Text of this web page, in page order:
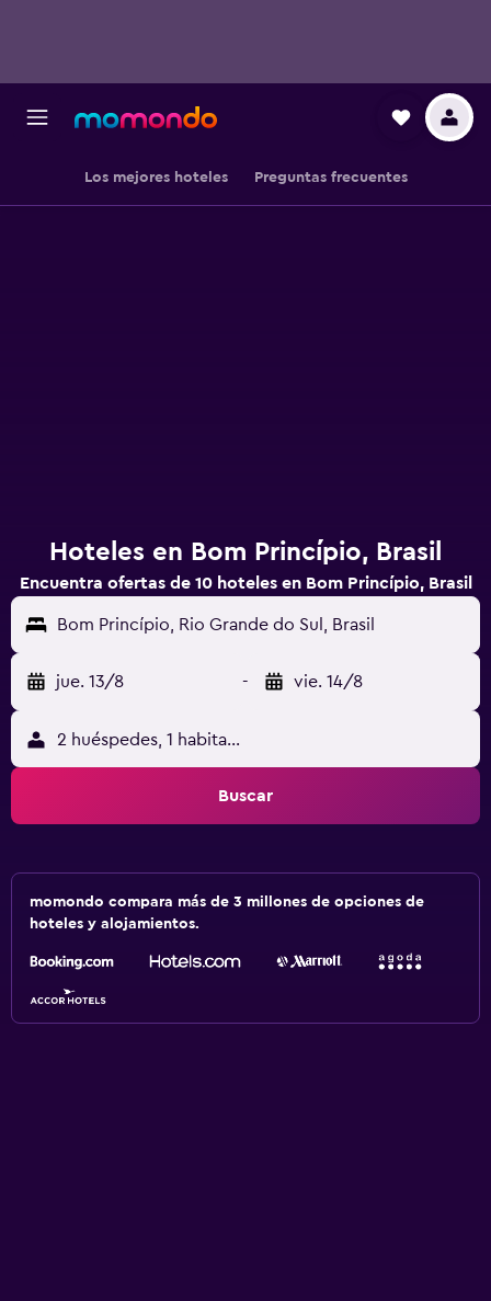
Los mejores hoteles Preguntas frecuentes
Hoteles en Bom Princípio, Brasil
Encuentra ofertas de 10 hoteles en Bom Princípio, Brasil
Bom Princípio, Rio Grande do Sul, Brasil
jue. 13/8 - vie. 14/8
2 huéspedes, 1 habitación
Buscar
momondo compara más de 3 millones de opciones de
hoteles y alojamientos.